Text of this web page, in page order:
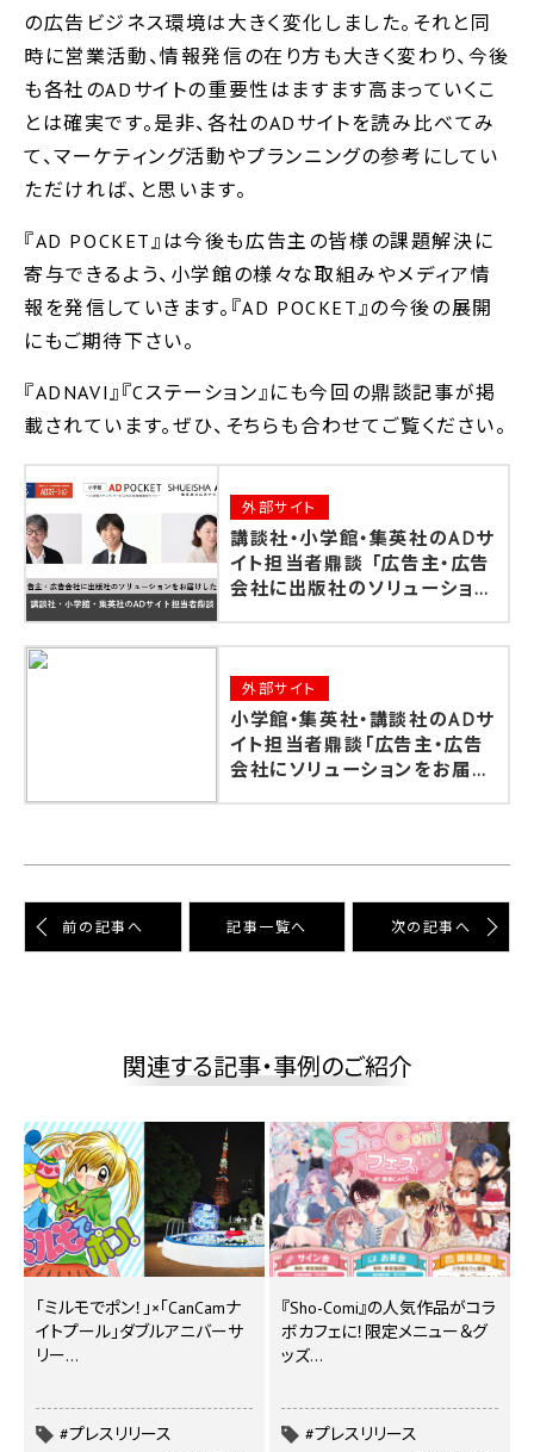
の広告ビジネス環境は大きく変化しました。それと同
時に営業活動、情報発信の在り方も大きく変わり、今後
も各社のADサイトの重要性はますます高まっていくこ
とは確実です。是非、各社のADサイトを読み比べてみ
て、マーケティング活動やプランニングの参考にしてい
ただければ、と思います。
『AD POCKET』は今後も広告主の皆様の課題解決に
寄与できるよう、小学館の様々な取組みやメディア情
報を発信していきます。『AD POCKET』の今後の展開
にもご期待下さい。
『ADNAVI』『Cステーション』にも今回の鼎談記事が掲
載されています。ぜひ、そちらも合わせてご覧ください。
外部サイト
講談社・小学館・集英社のADサ
イト担当者鼎談 「広告主・広告
会社に出版社のソリューション
外部サイト
小学館・集英社・講談社のADサ
イト担当者鼎談「広告主・広告
会社にソリューションをお届け
前の記事へ 記事⼀覧へ 次の記事へ
関連する記事・事例のご紹介
｢ミルモでポン！｣×｢CanCamナ
イトプール｣ダブルアニバーサ
リー…
#プレスリリース
『Sho-Comi』の人気作品がコラ
ボカフェに！限定メニュー＆グ
ッズ…
#プレスリリース